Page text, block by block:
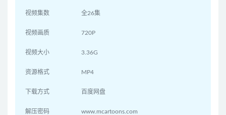
视频集数 全26集
视频画质 720P
视频大小 3.36G
资源格式 MP4
下载方式 百度网盘
解压密码 www.mcartoons.com